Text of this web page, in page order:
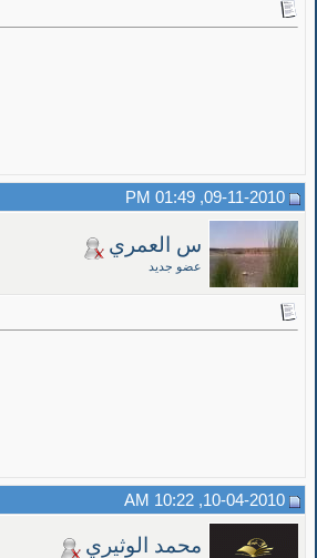
س العمري
عضو جديد
محمد الوثيري